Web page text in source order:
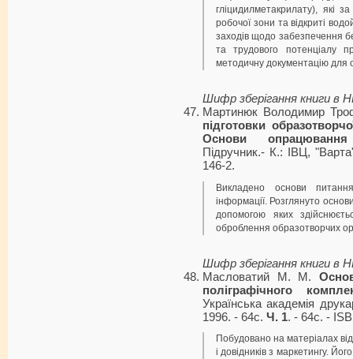
гліцидилметакрилату), які
робочої зони та відкриті
заходів щодо забезпечення
та трудового потенціалу
методичну документацію для
Шифр зберігання книги в
Мартинюк Володимир
підготовки
Основи опрацювання
Підручник.- К.: ІВЦ,
146-2.
Викладено основи
інформації. Розглянуто
допомогою яких
оброблення образотворчих
Шифр зберігання книги в
Масловатий М. М.
поліграфічного
Українська академія
1996. - 64с. Ч. 1. - 64с. -
Побудовано на матеріалах
і довідників з маркетингу.